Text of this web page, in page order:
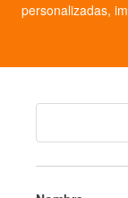
personalizadas,